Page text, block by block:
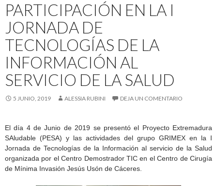
PARTICIPACIÓN EN LA I
JORNADA DE
TECNOLOGÍAS DE LA
INFORMACIÓN AL
SERVICIO DE LA SALUD
5 JUNIO, 2019 ALESSIA RUBINI DEJA UN COMENTARIO
El día 4 de Junio de 2019 se presentó el Proyecto Extremadura
SAludable (PESA) y las actividades del grupo GRIMEX en la I
Jornada de Tecnologías de la Información al servicio de la Salud
organizada por el Centro Demostrador TIC en el Centro de Cirugía
de Mínima Invasión Jesús Usón de Cáceres.